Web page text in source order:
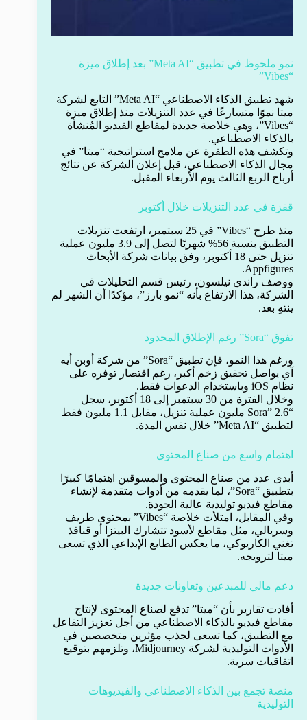
نمو ملحوظ في تطبيق “Meta AI” بعد إطلاق ميزة
“Vibes”
شهد تطبيق الذكاء الاصطناعي “Meta AI” التابع لشركة
ميتا نموًا متسارعًا في عدد التنزيلات منذ إطلاق ميزة
“Vibes”، وهي خلاصة جديدة لمقاطع الفيديو المُنشأة
بالذكاء الاصطناعي.
وتكشف هذه الطفرة عن ملامح استراتيجية “ميتا” في
مجال الذكاء الاصطناعي، قبل إعلان الشركة عن نتائج
أرباح الربع الثالث يوم الأربعاء المقبل.
قفزة في عدد التنزيلات خلال أكتوبر
منذ طرح “Vibes” في 25 سبتمبر، ارتفعت تنزيلات
التطبيق بنسبة 56% شهريًا لتصل إلى 3.9 مليون عملية
تنزيل حتى 18 أكتوبر، وفق بيانات شركة الأبحاث
Appfigures.
ووصف راندي نيلسون، رئيس قسم التحليلات في
الشركة، هذا الارتفاع بأنه “نمو بارز”، مؤكدًا أن الشهر لم
ينتهِ بعد.
تفوق “Sora” رغم الإطلاق المحدود
ورغم هذا النمو، فإن تطبيق “Sora” من شركة أوبن أيه
آي يواصل تحقيق زخم أكبر، رغم اقتصار توفره على
نظام iOS وباستخدام الدعوات فقط.
وخلال الفترة من 30 سبتمبر إلى 18 أكتوبر، سجل
“Sora” 2.6 مليون عملية تنزيل، مقابل 1.1 مليون فقط
لتطبيق “Meta AI” خلال نفس المدة.
اهتمام واسع من صناع المحتوى
أبدى عدد من صناع المحتوى والمسوقين اهتمامًا كبيرًا
بتطبيق “Sora”، لما يقدمه من أدوات متقدمة لإنشاء
مقاطع فيديو توليدية عالية الجودة.
وفي المقابل، امتلأت خلاصة “Vibes” بمحتوى طريف
وسريالي، مثل مقاطع لأسود تتشارك البيتزا أو قنافذ
تغني الكاريوكي، ما يعكس الطابع الإبداعي الذي تسعى
ميتا لترويجه.
دعم مالي للمبدعين وتعاونات جديدة
أفادت تقارير بأن “ميتا” تدفع لصناع المحتوى لإنتاج
مقاطع فيديو بالذكاء الاصطناعي من أجل تعزيز التفاعل
مع التطبيق، كما تسعى لجذب مؤثرين متخصصين في
الأدوات التوليدية لشركة Midjourney، وتلزمهم بتوقيع
اتفاقيات سرية.
منصة تجمع بين الذكاء الاصطناعي والفيديوهات
التوليدية